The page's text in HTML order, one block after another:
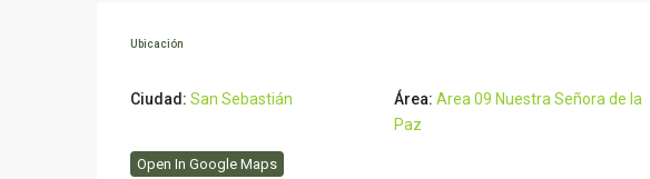
Ubicación
Ciudad: San Sebastián Área: Area 09 Nuestra Señora de la
Paz
Open In Google Maps